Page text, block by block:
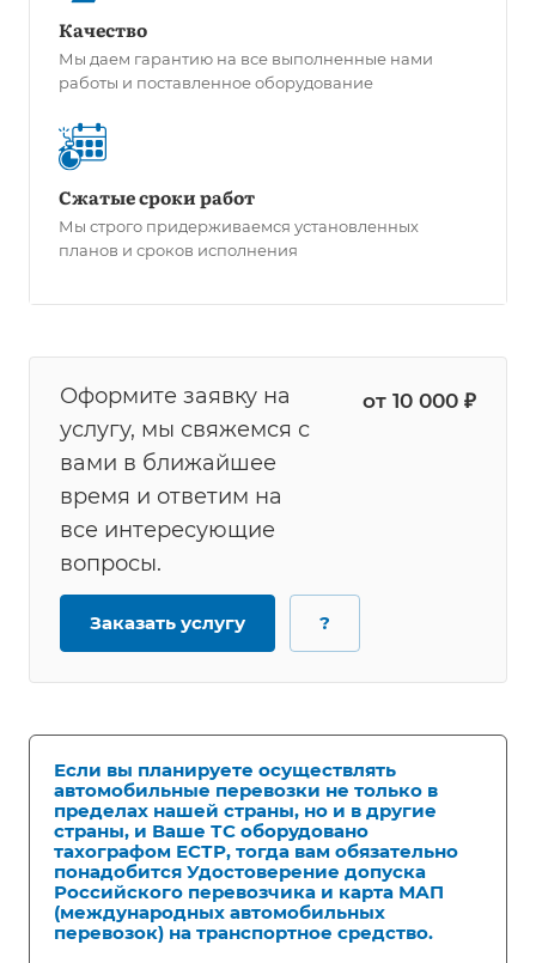
Качество
Мы даем гарантию на все выполненные нами
работы и поставленное оборудование
Сжатые сроки работ
Мы строго придерживаемся установленных
планов и сроков исполнения
Оформите заявку на
услугу, мы свяжемся с
вами в ближайшее
время и ответим на
все интересующие
вопросы.
от 10 000 ₽
Заказать услугу ?
Если вы планируете осуществлять
автомобильные перевозки не только в
пределах нашей страны, но и в другие
страны, и Ваше ТС оборудовано
тахографом ЕСТР, тогда вам обязательно
понадобится Удостоверение допуска
Российского перевозчика и карта МАП
(международных автомобильных
перевозок) на транспортное средство.